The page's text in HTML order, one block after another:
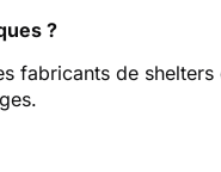
?
fabricants de